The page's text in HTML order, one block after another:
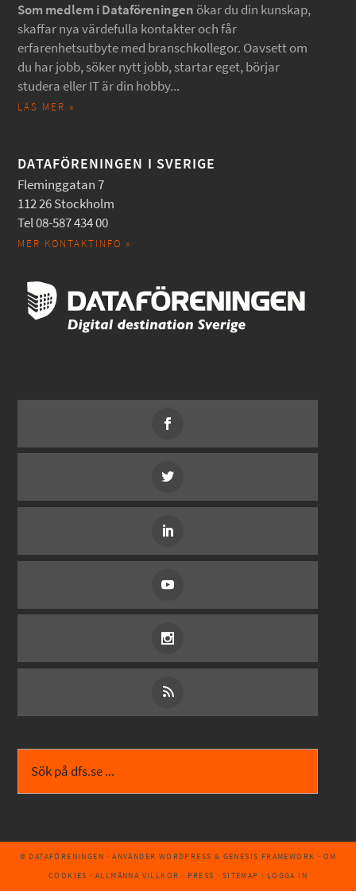
Som medlem i Dataföreningen ökar du din kunskap,
skaffar nya värdefulla kontakter och får
erfarenhetsutbyte med branschkollegor. Oavsett om
du har jobb, söker nytt jobb, startar eget, börjar
studera eller IT är din hobby...
LÄS MER »
DATAFÖRENINGEN I SVERIGE
Fleminggatan 7
112 26 Stockholm
Tel 08-587 434 00
MER KONTAKTINFO »
© DATAFÖRENINGEN · ANVÄNDER WORDPRESS & GENESIS FRAMEWORK · OM
COOKIES · ALLMÄNNA VILLKOR · PRESS · SITEMAP · LOGGA IN